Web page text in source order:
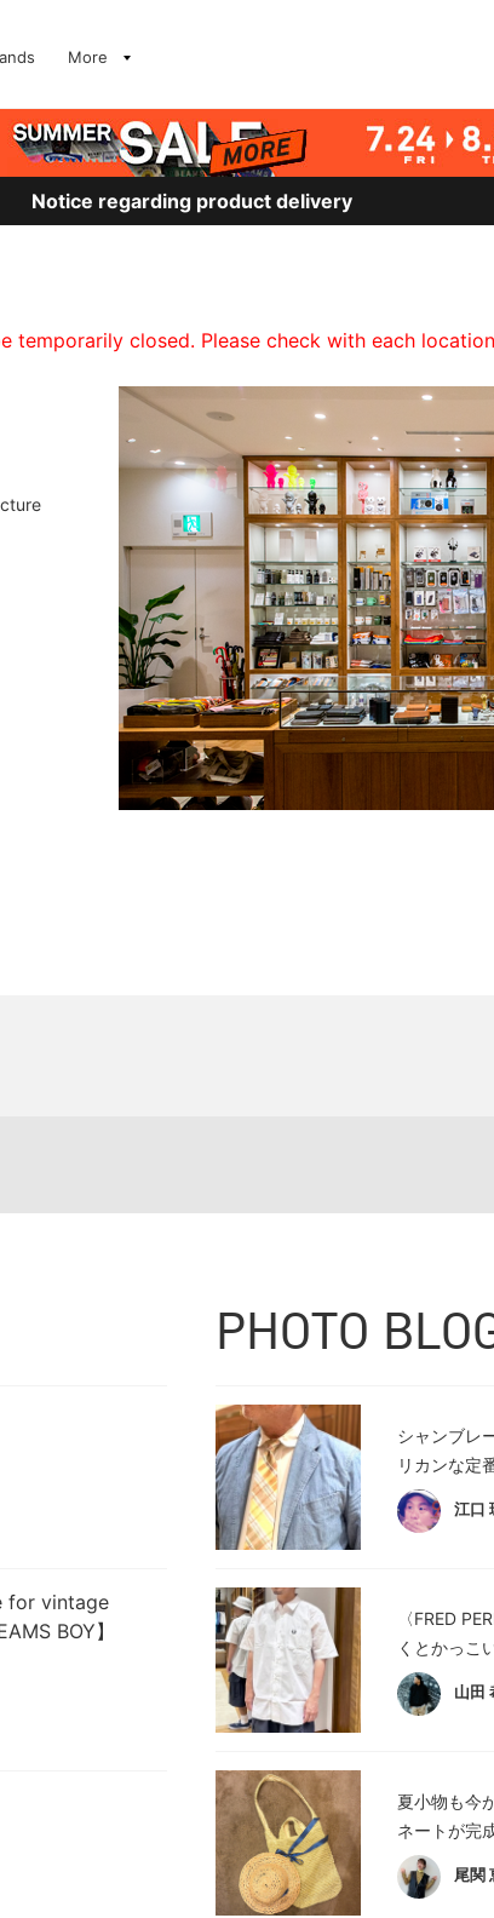
More
Notice regarding product delivery
temporarily closed. Please check with each
for vintage
BOY】
PHOTO
シャンブレ
リカンな定
江口
〈FRED
くとかっこ
山田
夏小物も今
ネートが完
尾関